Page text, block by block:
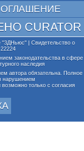
CURATOR
"3ДНьюс" | Свидетельство о
законодательства в сфере
наследия
автора обязательна. Полное
нарушением
только с согласия